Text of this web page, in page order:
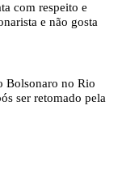
com respeito e
e não gosta
Bolsonaro no Rio
ser retomado pela